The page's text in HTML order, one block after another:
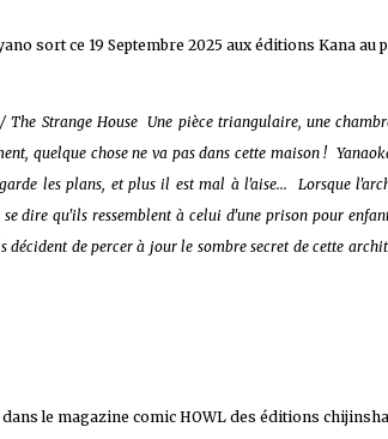
les conditions requises quand vous achetez sur
sort ce 19 Septembre 2025 aux éditions Kana au
The Strange House Une pièce triangulaire, une
quelque chose ne va pas dans cette maison !
les plans, et plus il est mal à l'aise... Lorsque
dire qu'ils ressemblent à celui d'une prison pour
de percer à jour le sombre secret de cette
le magazine comic HOWL des éditions